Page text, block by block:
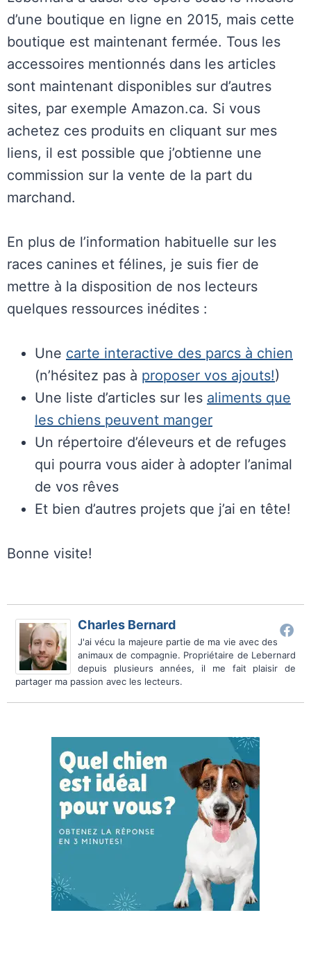
d’une boutique en ligne en 2015, mais cette
boutique est maintenant fermée. Tous les
accessoires mentionnés dans les articles
sont maintenant disponibles sur d’autres
sites, par exemple Amazon.ca. Si vous
achetez ces produits en cliquant sur mes
liens, il est possible que j’obtienne une
commission sur la vente de la part du
marchand.
En plus de l’information habituelle sur les
races canines et félines, je suis fier de
mettre à la disposition de nos lecteurs
quelques ressources inédites :
Une carte interactive des parcs à chien
(n’hésitez pas à proposer vos ajouts!)
Une liste d’articles sur les aliments que
les chiens peuvent manger
Un répertoire d’éleveurs et de refuges
qui pourra vous aider à adopter l’animal
de vos rêves
Et bien d’autres projets que j’ai en tête!
Bonne visite!
Charles Bernard
J'ai vécu la majeure partie de ma vie avec des
animaux de compagnie. Propriétaire de Lebernard
depuis plusieurs années, il me fait plaisir de
partager ma passion avec les lecteurs.